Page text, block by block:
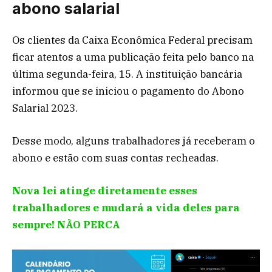
abono salarial
Os clientes da Caixa Econômica Federal precisam
ficar atentos a uma publicação feita pelo banco na
última segunda-feira, 15. A instituição bancária
informou que se iniciou o pagamento do Abono
Salarial 2023.
Desse modo, alguns trabalhadores já receberam o
abono e estão com suas contas recheadas.
Nova lei atinge diretamente esses
trabalhadores e mudará a vida deles para
sempre! NÃO PERCA